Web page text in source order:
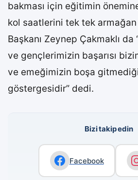
bakması için eğitimin
kol saatlerini tek tek
Başkanı Zeynep Çakmaklı da
ve gençlerimizin başarısı
ve emeğimizin boşa
göstergesidir” dedi.
Bizi takip edin
Facebook